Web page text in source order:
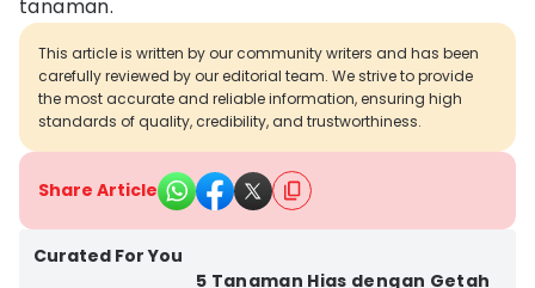
tanaman.
This article is written by our community writers and has been
carefully reviewed by our editorial team. We strive to provide
the most accurate and reliable information, ensuring high
standards of quality, credibility, and trustworthiness.
Share Article
Curated For You
5 Tanaman Hias dengan Getah